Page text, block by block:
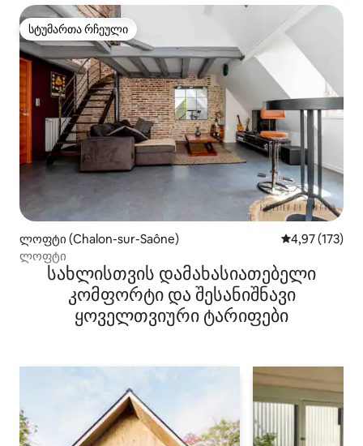
სტუმართა რჩეული
სტუმართა რჩეული
ლოფტი (Chalon-sur-Saône) საშუალო
4,97 (173)
ლოფტი
სახლისთვის დამახასიათებელი
კომფორტი და შესანიშნავი
ყოველთვიური ტარიფები